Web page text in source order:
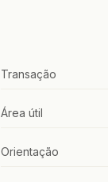
Transação
Área útil
Orientação